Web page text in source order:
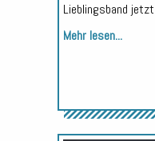
Lieblingsband
Mehr lesen...